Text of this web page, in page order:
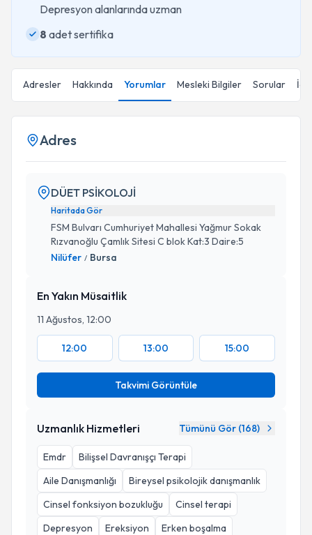
Depresyon alanlarında uzman
8 adet sertifika
Adresler Hakkında Yorumlar Mesleki Bilgiler Sorular
Adres
DÜET PSİKOLOJİ
Haritada Gör
FSM Bulvarı Cumhuriyet Mahallesi Yağmur Sokak
Rızvanoğlu Çamlık Sitesi C blok Kat:3 Daire:5
Nilüfer / Bursa
En Yakın Müsaitlik
11 Ağustos, 12:00
12:00 13:00 15:00
Takvimi Görüntüle
Uzmanlık Hizmetleri Tümünü Gör (168)
Emdr
Bilişsel Davranışçı Terapi
Aile Danışmanlığı
Bireysel psikolojik danışmanlık
Cinsel fonksiyon bozukluğu
Cinsel terapi
Depresyon
Ereksiyon
Erken boşalma